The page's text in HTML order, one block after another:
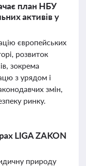
план НБУ
активів у
європейських
розвиток
зокрема
з урядом і
змін,
ринку.
LIGA ZAKON
природу